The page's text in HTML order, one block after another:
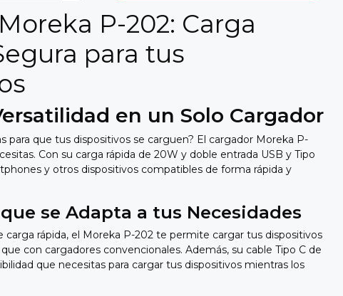
P-202: Carga
para tus
en un Solo Cargador
para que tus dispositivos se carguen? El cargador Moreka P-
Con su carga rápida de 20W y doble entrada USB y Tipo
y otros dispositivos compatibles de forma rápida y
se Adapta a tus Necesidades
carga rápida, el Moreka P-202 te permite cargar tus dispositivos
con cargadores convencionales. Además, su cable Tipo C de
que necesitas para cargar tus dispositivos mientras los